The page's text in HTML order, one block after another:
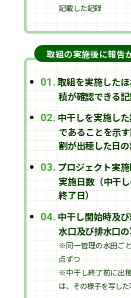
記載した記録
取組の実施後に報告
01.取組を実施した
積が確認できる
02.中干しを実施し
であることを示
割が出穂した日の
03. プロジェクト実
実施日数（中干
終了日）
04. 中干し開始時及
水口及び排水口
※同一管理の水田ご
点ずつ
※中干し終了前に出
は、その様子を写し